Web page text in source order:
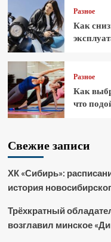
Разное
Как
Разное
Как
что
Свежие записи
ХК «Сибирь»:
история
Трёхкратный
возглавил минское